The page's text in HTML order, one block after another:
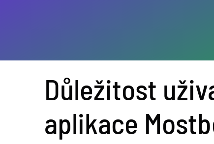
Důležitost
aplikace